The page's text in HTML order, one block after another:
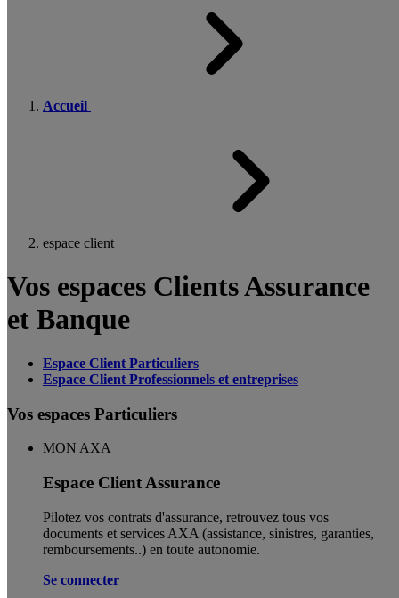
Accueil
espace client
Vos espaces Clients Assurance
et Banque
Espace Client Particuliers
Espace Client Professionnels et entreprises
Vos espaces Particuliers
MON AXA
Espace Client Assurance
Pilotez vos contrats d'assurance, retrouvez tous vos
documents et services AXA (assistance, sinistres, garanties,
remboursements..) en toute autonomie. ​
Se connecter